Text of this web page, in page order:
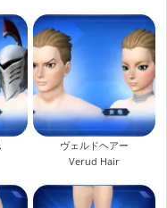
ヴェルドヘアー
Verud Hair